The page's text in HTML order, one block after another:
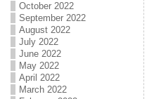
October 2022
September 2022
August 2022
July 2022
June 2022
May 2022
April 2022
March 2022